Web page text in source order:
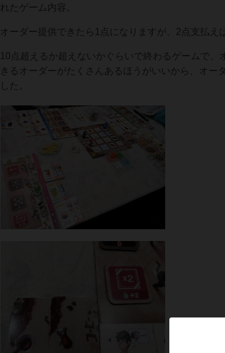
れたゲーム内容。
オーダー提供できたら1点になりますが、2点支払え
10点超えるか超えないかぐらいで終わるゲームで
きるオーダーがたくさんあるほうがいいから、オ
した。